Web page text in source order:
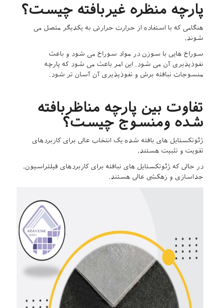
پارچه منظره غیربافته چیست؟
هنگامی که با استفاده از حرارت حرارتی به یکدیگر متصل می
شوند،
سوراخ هایی با سوزن در مواد سوراخ می شود و باعث
نفوذپذیری آن می شود. این امر باعث می شود که پارچه
منسوجات نبافته برش و نفوذپذیری آن آسان تر شود.
تفاوت بین پارچه مناظربافته
شده ومنسوج چیست؟
ژئوتکستایل های بافته شده یک انتخاب عالی برای کاربردهای
تقویت و تثبیت هستند،
در حالی که ژئوتکستایل های نبافته برای کاربردهای فیلتراسیون،
جداسازی و زهکشی عالی هستند.